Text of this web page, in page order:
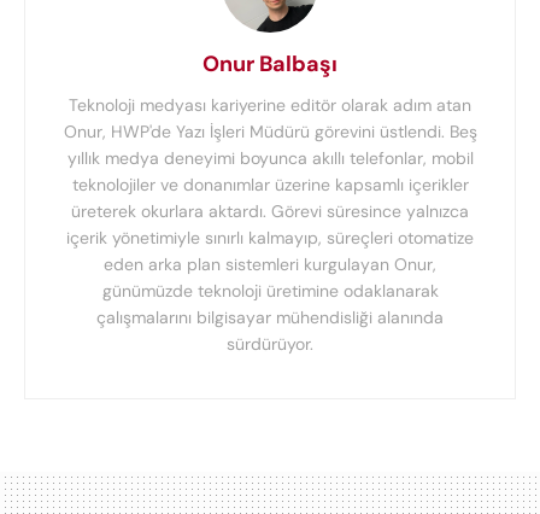
Onur Balbaşı
Teknoloji medyası kariyerine editör olarak adım atan
Onur, HWP'de Yazı İşleri Müdürü görevini üstlendi. Beş
yıllık medya deneyimi boyunca akıllı telefonlar, mobil
teknolojiler ve donanımlar üzerine kapsamlı içerikler
üreterek okurlara aktardı. Görevi süresince yalnızca
içerik yönetimiyle sınırlı kalmayıp, süreçleri otomatize
eden arka plan sistemleri kurgulayan Onur,
günümüzde teknoloji üretimine odaklanarak
çalışmalarını bilgisayar mühendisliği alanında
sürdürüyor.